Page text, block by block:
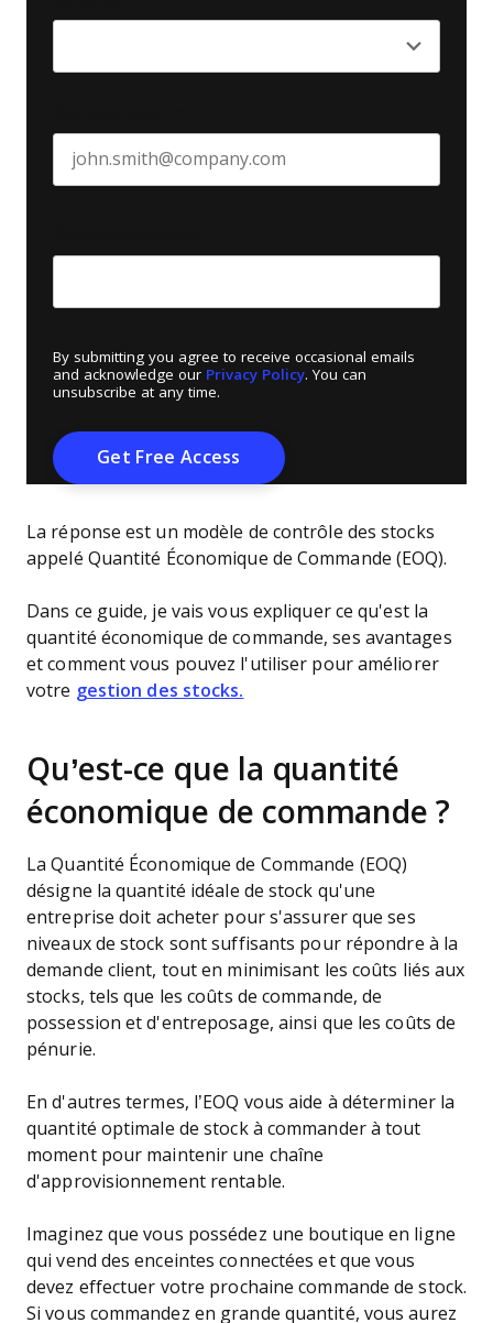
By submitting you agree to receive occasional emails
and acknowledge our Privacy Policy. You can
unsubscribe at any time.
La réponse est un modèle de contrôle des stocks
appelé Quantité Économique de Commande (EOQ).
Dans ce guide, je vais vous expliquer ce qu'est la
quantité économique de commande, ses avantages
et comment vous pouvez l'utiliser pour améliorer
votre gestion des stocks.
Qu’est-ce que la quantité
économique de commande ?
La Quantité Économique de Commande (EOQ)
désigne la quantité idéale de stock qu'une
entreprise doit acheter pour s'assurer que ses
niveaux de stock sont suffisants pour répondre à la
demande client, tout en minimisant les coûts liés aux
stocks, tels que les coûts de commande, de
possession et d'entreposage, ainsi que les coûts de
pénurie.
En d'autres termes, l’EOQ vous aide à déterminer la
quantité optimale de stock à commander à tout
moment pour maintenir une chaîne
d'approvisionnement rentable.
Imaginez que vous possédez une boutique en ligne
qui vend des enceintes connectées et que vous
devez effectuer votre prochaine commande de stock.
Si vous commandez en grande quantité, vous aurez